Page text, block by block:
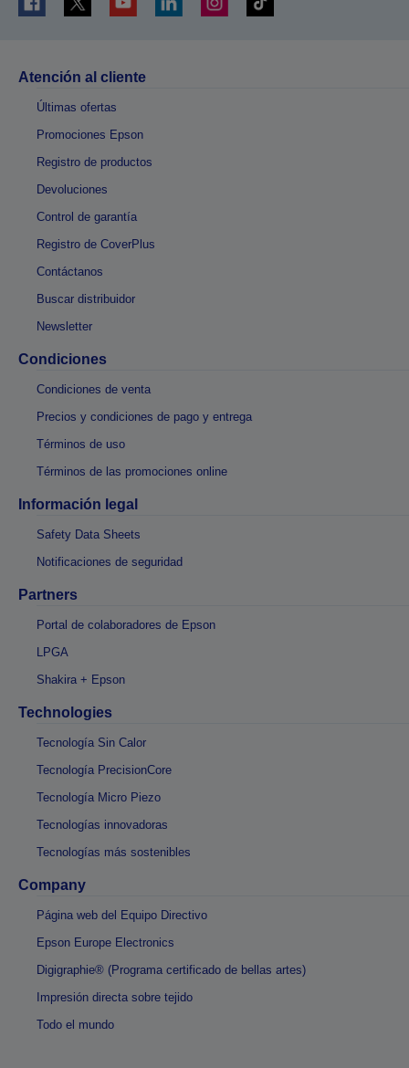
Atención al cliente
Últimas ofertas
Promociones Epson
Registro de productos
Devoluciones
Control de garantía
Registro de CoverPlus
Contáctanos
Buscar distribuidor
Newsletter
Condiciones
Condiciones de venta
Precios y condiciones de pago y entrega
Términos de uso
Términos de las promociones online
Información legal
Safety Data Sheets
Notificaciones de seguridad
Partners
Portal de colaboradores de Epson
LPGA
Shakira + Epson
Technologies
Tecnología Sin Calor
Tecnología PrecisionCore
Tecnología Micro Piezo
Tecnologías innovadoras
Tecnologías más sostenibles
Company
Página web del Equipo Directivo
Epson Europe Electronics
Digigraphie® (Programa certificado de bellas artes)
Impresión directa sobre tejido
Todo el mundo